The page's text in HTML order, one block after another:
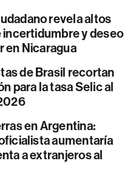
revela altos
incertidumbre y deseo
en Nicaragua
de Brasil recortan
para la tasa Selic al
en Argentina:
aumentaría
a extranjeros al